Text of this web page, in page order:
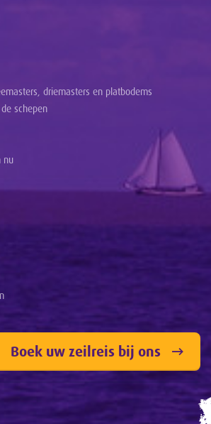
driemasters en platbodems
schepen
nu
Boek uw zeilreis bij ons